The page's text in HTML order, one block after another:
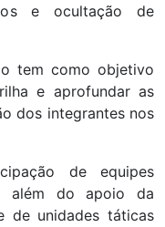
e ocultação de
tem como objetivo
e aprofundar as
dos integrantes nos
de equipes
além do apoio da
de unidades táticas